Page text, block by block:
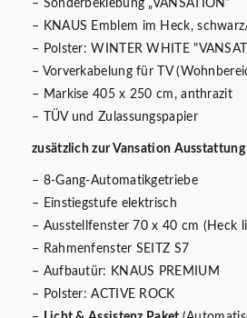
– Sonderbeklebung „VANSATION“
– KNAUS Emblem im Heck,
– Polster: WINTER WHITE
– Vorverkabelung für TV
– Markise 405 x 250 cm, anthrazit
– TÜV und Zulassungspapier
zusätzlich zur Vansation Ausstattung
– 8-Gang-Automatikgetriebe
– Einstiegstufe elektrisch
– Ausstellfenster 70 x 40 cm (Heck
– Rahmenfenster SEITZ S7
– Aufbautür: KNAUS PREMIUM
– Polster: ACTIVE ROCK